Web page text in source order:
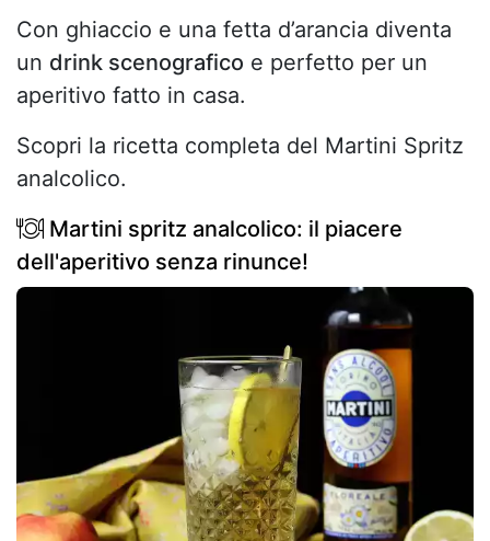
Con ghiaccio e una fetta d’arancia diventa
un drink scenografico e perfetto per un
aperitivo fatto in casa.
Scopri la ricetta completa del Martini Spritz
analcolico.
Martini spritz analcolico: il piacere
dell'aperitivo senza rinunce!